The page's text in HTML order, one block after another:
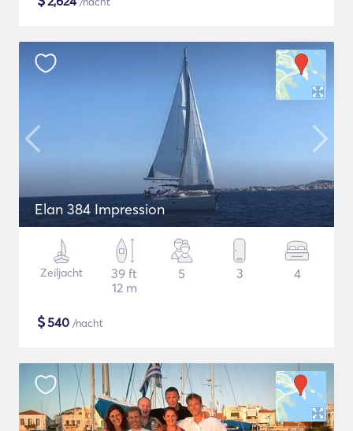
Elan 384 Impression
Zeiljacht
39 ft
12 m
5 3 4
$540 /nacht